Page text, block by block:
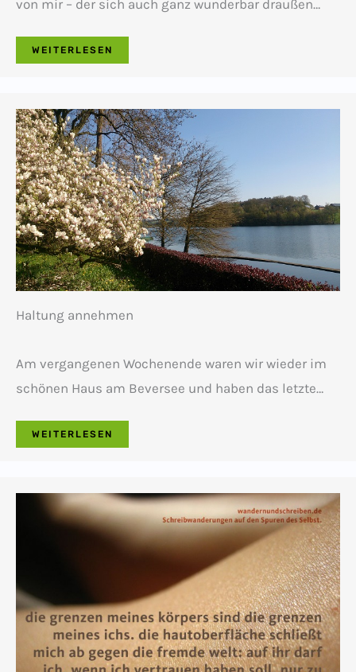
von mir – der sich auch ganz wunderbar draußen…
WEITERLESEN
Haltung annehmen
Am vergangenen Wochenende waren wir wieder im
schönen Haus am Beversee und haben das letzte…
WEITERLESEN